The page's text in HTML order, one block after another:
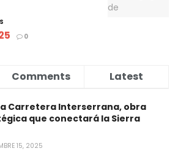
0
Comments Latest
Carretera Interserrana, obra
que conectará la Sierra
15, 2025